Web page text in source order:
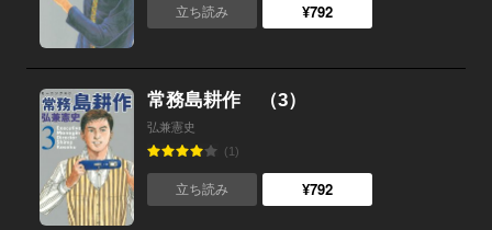
立ち読み ¥792
常務島耕作 （3）
弘兼憲史
(1)
立ち読み ¥792